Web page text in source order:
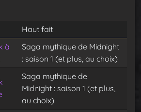
Haut fait
à
Saga mythique de Midnight
: saison 1 (et plus, au choix)
Saga mythique de
Midnight : saison 1 (et plus,
au choix)